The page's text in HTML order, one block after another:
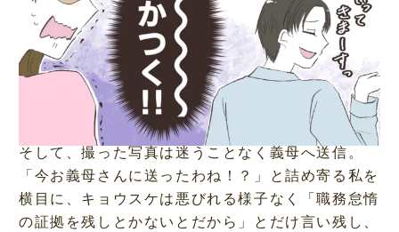
そして、撮った写真は迷うことなく義母へ送信。
「今お義母さんに送ったわね！？」と詰め寄る私を
横目に、キョウスケは悪びれる様子なく「職務怠惰
の証拠を残しとかないとだから」とだけ言い残し、